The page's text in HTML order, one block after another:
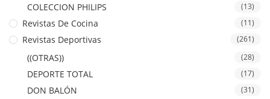
COLECCION PHILIPS (13)
Revistas De Cocina (11)
Revistas Deportivas (261)
((OTRAS)) (28)
DEPORTE TOTAL (17)
DON BALÓN (31)